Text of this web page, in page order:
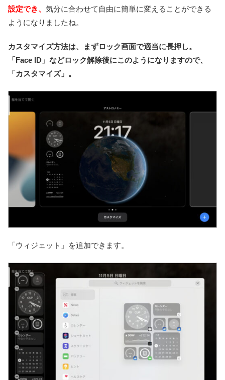
設定でき、 気分に合わせて自由に簡単に変えることができる
ようになりましたね。
カスタマイズ方法は、まずロック画面で適当に長押し。
「Face ID」などロック解除後にこのようになりますので、
「カスタマイズ」。
「ウィジェット」を追加できます。